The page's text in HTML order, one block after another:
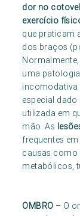
dor no
exercício
que praticam
dos braços
uma
incomodativa
especial
utilizada em
mão. As
frequentes
causas como
metabólicos,
OMBRO – O